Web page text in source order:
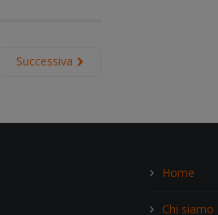
Successiva
Home
Chi siamo